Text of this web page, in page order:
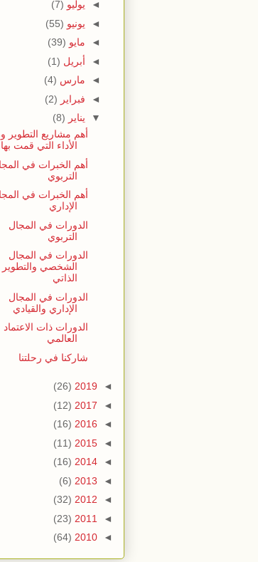
◄ يوليو (7)
◄ يونيو (55)
◄ مايو (39)
◄ أبريل (1)
◄ مارس (4)
◄ فبراير (2)
▼ يناير (8)
أهم مشاريع التطوير
الأداء التي قمت بها
أهم الخبرات في
التربوي
أهم الخبرات في
الإداري
الدورات في المجال
التربوي
الدورات في المجال
الشخصي والتطوير
الذاتي
الدورات في المجال
الإداري والقيادي
الدورات ذات الاعتماد
العالمي
شاركنا في رحلتنا
◄
2019
(26)
◄
2017
(12)
◄
2016
(16)
◄
2015
(11)
◄
2014
(16)
◄
2013
(6)
◄
2012
(32)
◄
2011
(23)
◄
2010
(64)